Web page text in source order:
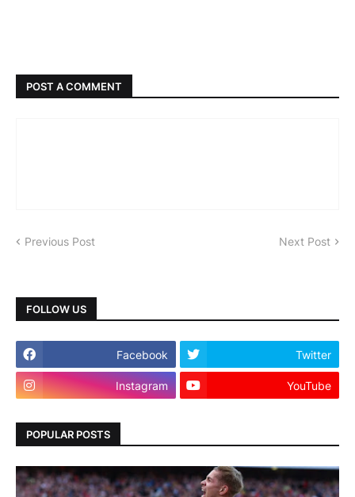
POST A COMMENT
Previous Post Next Post
FOLLOW US
Facebook Twitter
Instagram YouTube
POPULAR POSTS